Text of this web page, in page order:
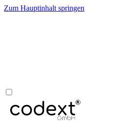
Zum Hauptinhalt springen